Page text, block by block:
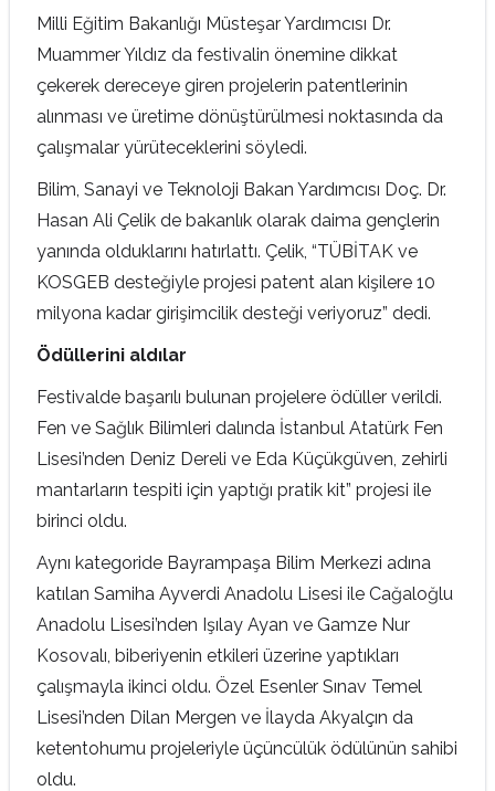
Milli Eğitim Bakanlığı Müsteşar Yardımcısı Dr.
Muammer Yıldız da festivalin önemine dikkat
çekerek dereceye giren projelerin patentlerinin
alınması ve üretime dönüştürülmesi noktasında da
çalışmalar yürüteceklerini söyledi.
Bilim, Sanayi ve Teknoloji Bakan Yardımcısı Doç. Dr.
Hasan Ali Çelik de bakanlık olarak daima gençlerin
yanında olduklarını hatırlattı. Çelik, “TÜBİTAK ve
KOSGEB desteğiyle projesi patent alan kişilere 10
milyona kadar girişimcilik desteği veriyoruz” dedi.
Ödüllerini aldılar
Festivalde başarılı bulunan projelere ödüller verildi.
Fen ve Sağlık Bilimleri dalında İstanbul Atatürk Fen
Lisesi’nden Deniz Dereli ve Eda Küçükgüven, zehirli
mantarların tespiti için yaptığı pratik kit” projesi ile
birinci oldu.
Aynı kategoride Bayrampaşa Bilim Merkezi adına
katılan Samiha Ayverdi Anadolu Lisesi ile Cağaloğlu
Anadolu Lisesi’nden Işılay Ayan ve Gamze Nur
Kosovalı, biberiyenin etkileri üzerine yaptıkları
çalışmayla ikinci oldu. Özel Esenler Sınav Temel
Lisesi’nden Dilan Mergen ve İlayda Akyalçın da
ketentohumu projeleriyle üçüncülük ödülünün sahibi
oldu.